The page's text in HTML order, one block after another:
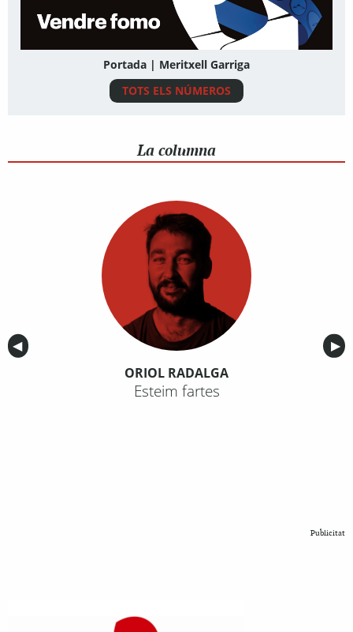
Portada | Meritxell Garriga
TOTS ELS NÚMEROS
La columna
Anterior
◀︎ ▶︎
ORIOL RADALGA
Esteim fartes
Publicitat